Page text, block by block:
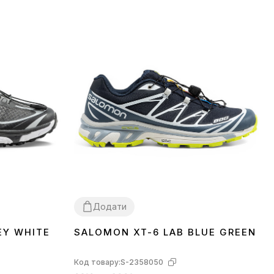
WHITE
Додати
4142
SALOMON XT-6 LAB BLUE GREEN
Код товару:S-2358050